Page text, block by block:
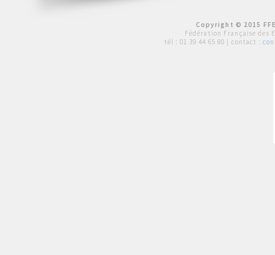
Copyright © 2015
Fédération Française des
tél : 01 39 44 65 80 | contact :